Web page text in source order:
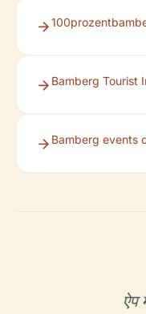
Bamberg Tourist
Bamberg events
ऐप